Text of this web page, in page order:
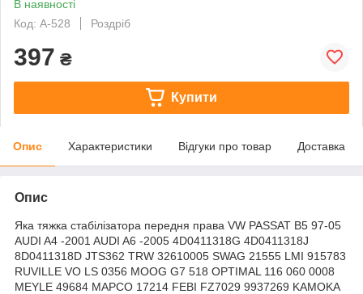
В наявності
Код: A-528
Роздріб
397 ₴
Купити
Опис Характеристики Відгуки про товар Доставка
Опис
Яка тяжка стабілізатора передня права VW PASSAT B5 97-05
AUDI A4 -2001 AUDI A6 -2005 4D0411318G 4D0411318J
8D0411318D JTS362 TRW 32610005 SWAG 21555 LMI 915783
RUVILLE VO LS 0356 MOOG G7 518 OPTIMAL 116 060 0008
MEYLE 49684 MAPCO 17214 FEBI FZ7029 9937269 KAMOKA